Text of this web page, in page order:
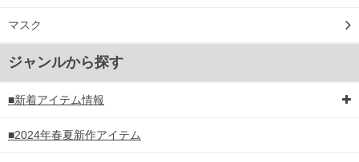
マスク
ジャンルから探す
■新着アイテム情報
■2024年春夏新作アイテム